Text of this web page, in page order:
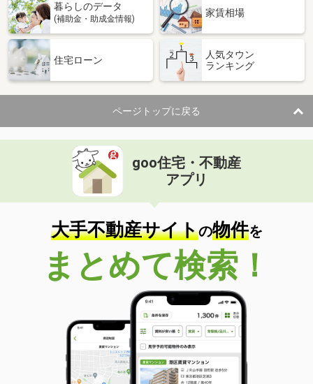
暮らしのデータ
(補助金・助成金情報)
家賃相場
住宅ローン
人気タウン
ランキング
ページトップに戻る
goo住宅・不動産
アプリ
大手不動産サイトの物件を
まとめて検索！